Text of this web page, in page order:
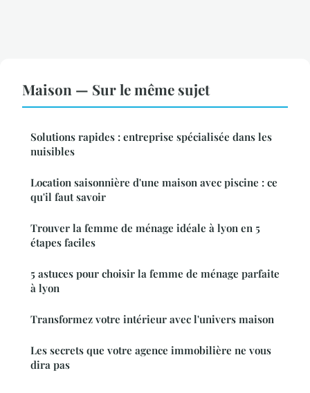
Maison — Sur le même sujet
Solutions rapides : entreprise spécialisée dans les
nuisibles
Location saisonnière d'une maison avec piscine : ce
qu'il faut savoir
Trouver la femme de ménage idéale à lyon en 5
étapes faciles
5 astuces pour choisir la femme de ménage parfaite
à lyon
Transformez votre intérieur avec l'univers maison
Les secrets que votre agence immobilière ne vous
dira pas